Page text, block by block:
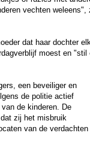
vechten weleens",
dat haar dochter
moest en "stil
een beveiliger en
de politie actief
de kinderen. De
zij het misbruik
van de verdachten